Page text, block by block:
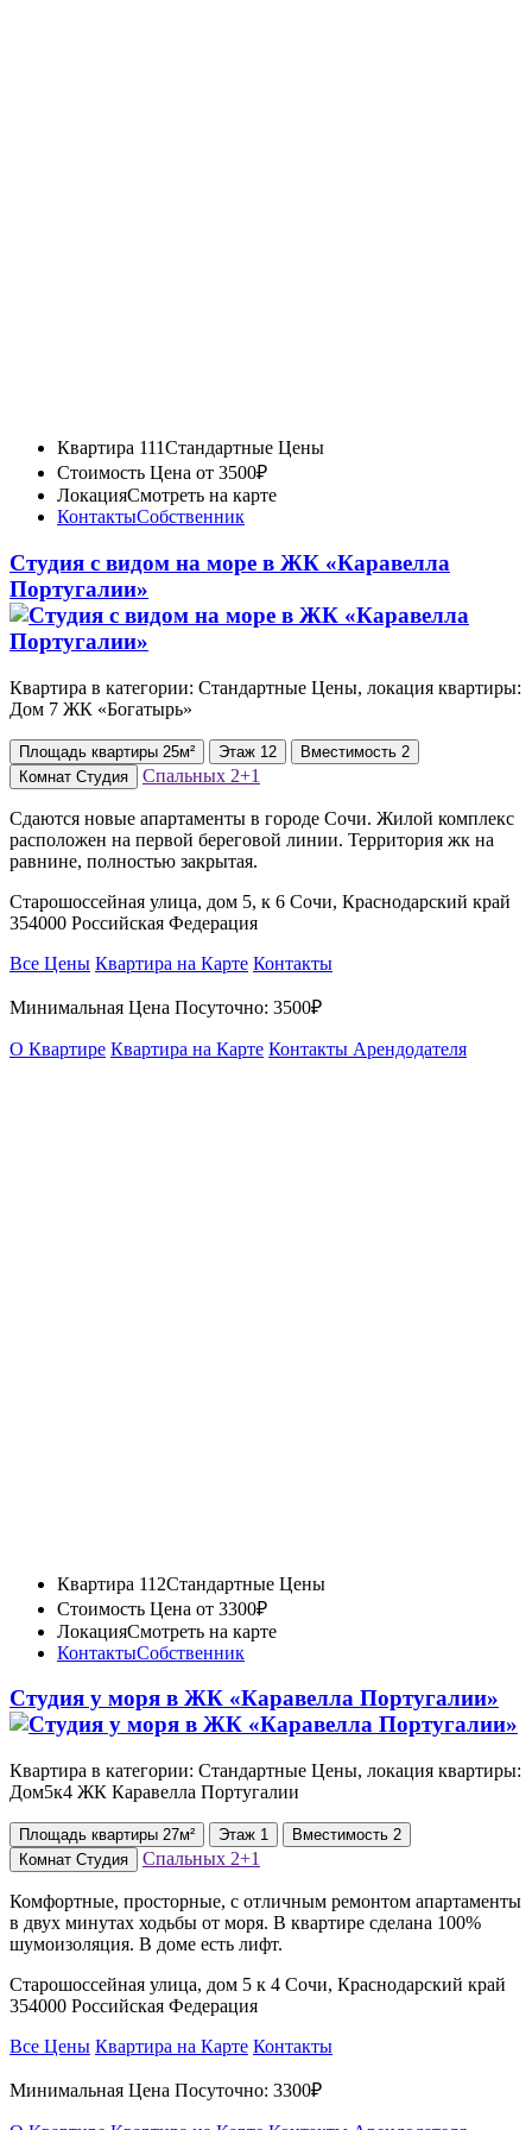
Квартира 111Стандартные Цены
Стоимость Цена от 3500₽
ЛокацияСмотреть на карте
КонтактыСобственник
Студия с видом на море в ЖК «Каравелла
Португалии»
Квартира в категории: Стандартные Цены, локация квартиры:
Дом 7 ЖК «Богатырь»
Площадь квартиры 25м² Этаж 12 Вместимость 2
Комнат Студия Спальных 2+1
Сдаются новые апартаменты в городе Сочи. Жилой комплекс
расположен на первой береговой линии. Территория жк на
равнине, полностью закрытая.
Старошоссейная улица, дом 5, к 6 Сочи, Краснодарский край
354000 Российская Федерация
Все Цены Квартира на Карте Контакты
Минимальная Цена Посуточно: 3500₽
О Квартире Квартира на Карте Контакты Арендодателя
Квартира 112Стандартные Цены
Стоимость Цена от 3300₽
ЛокацияСмотреть на карте
КонтактыСобственник
Студия у моря в ЖК «Каравелла Португалии»
Квартира в категории: Стандартные Цены, локация квартиры:
Дом5к4 ЖК Каравелла Португалии
Площадь квартиры 27м² Этаж 1 Вместимость 2
Комнат Студия Спальных 2+1
Комфортные, просторные, с отличным ремонтом апартаменты
в двух минутах ходьбы от моря. В квартире сделана 100%
шумоизоляция. В доме есть лифт.
Старошоссейная улица, дом 5 к 4 Сочи, Краснодарский край
354000 Российская Федерация
Все Цены Квартира на Карте Контакты
Минимальная Цена Посуточно: 3300₽